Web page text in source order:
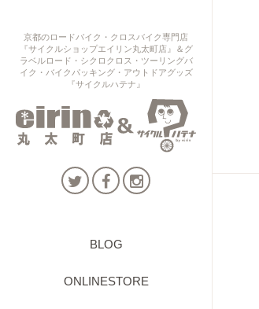
京都のロードバイク・クロスバイク専門店
『サイクルショップエイリン丸太町店』＆グ
ラベルロード・シクロクロス・ツーリングバ
イク・バイクパッキング・アウトドアグッズ
『サイクルハテナ』
BLOG
ONLINESTORE